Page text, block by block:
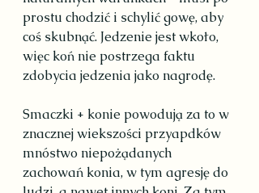
prostu chodzić i schylić gowę, aby
coś skubnąć. Jedzenie jest wkoło,
więc koń nie postrzega faktu
zdobycia jedzenia jako nagrodę.
Smaczki + konie powodują za to w
znacznej wiekszości przyapdków
mnóstwo niepożądanych
zachowań konia, w tym agresję do